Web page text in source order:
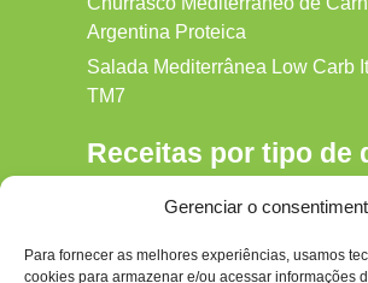
Gerenciar o
Para fornecer as melhores experiências, usamos
cookies para armazenar e/ou acessar informações
Argentina Proteica
Salada Mediterrânea Low Carb
TM7
Receitas por tipo de
Gluten‑free